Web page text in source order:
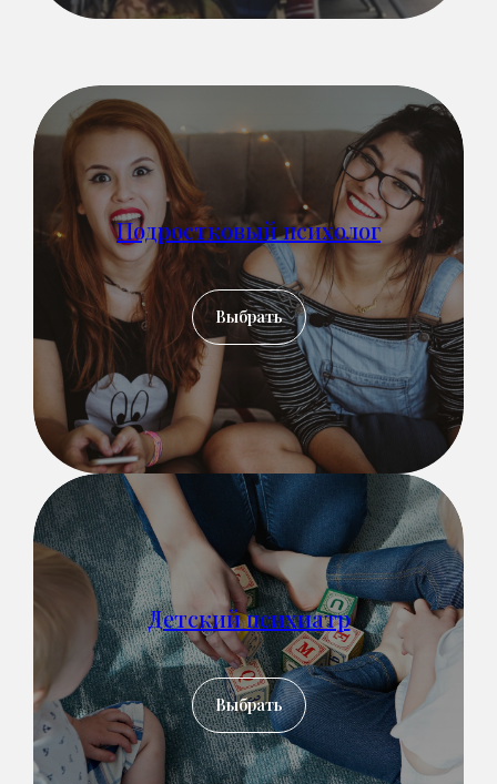
Подростковый психолог
Выбрать
Детский психиатр
Выбрать